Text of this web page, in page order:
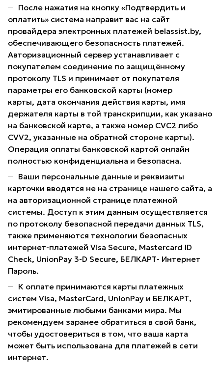
После нажатия на кнопку «Подтвердить и
оплатить» система направит вас на сайт
провайдера электронных платежей belassist.by,
обеспечивающего безопасность платежей.
Авторизационный сервер устанавливает с
покупателем соединение по защищённому
протоколу TLS и принимает от покупателя
параметры его банковской карты (номер
карты, дата окончания действия карты, имя
держателя карты в той транскрипции, как указано
на банковской карте, а также номер CVC2 либо
CVV2, указанные на обратной стороне карты).
Операция оплаты банковской картой онлайн
полностью конфиденциальна и безопасна.
Ваши персональные данные и реквизиты
карточки вводятся не на странице нашего сайта, а
на авторизационной странице платежной
системы. Доступ к этим данным осуществляется
по протоколу безопасной передачи данных TLS,
также применяются технологии безопасных
интернет-платежей Visa Secure, Mastercard ID
Check, UnionPay 3-D Secure, БЕЛКАРТ- Интернет
Пароль.
К оплате принимаются карты платежных
систем Visa, MasterCard, UnionPay и БЕЛКАРТ,
эмитированные любыми банками мира. Мы
рекомендуем заранее обратиться в свой банк,
чтобы удостовериться в том, что ваша карта
может быть использована для платежей в сети
интернет.